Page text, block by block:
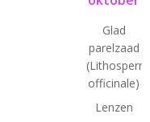
Glad
parelzaad
officinale)
Lenzen